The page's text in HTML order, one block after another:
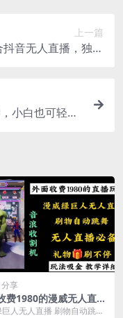
上一篇
音无人直播，独创
小白也可轻松
享
费1980的漫威无人直播
小白轻松上手撸音浪收
人无人直播 刷物自动跳舞